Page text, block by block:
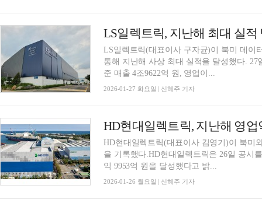
LS일렉트릭, 지난해 최대 실
LS일렉트릭(대표이사 구자균)이 북미 데이
통해 지난해 사상 최대 실적을 달성했다.
준 매출 4조9622억 원, 영업이...
2026-01-27 화요일 | 신혜주 기자
HD현대일렉트릭, 지난해 영
HD현대일렉트릭(대표이사 김영기)이 북미
을 기록했다.HD현대일렉트릭은 26일 공시
익 9953억 원을 달성했다고 밝...
2026-01-26 월요일 | 신혜주 기자